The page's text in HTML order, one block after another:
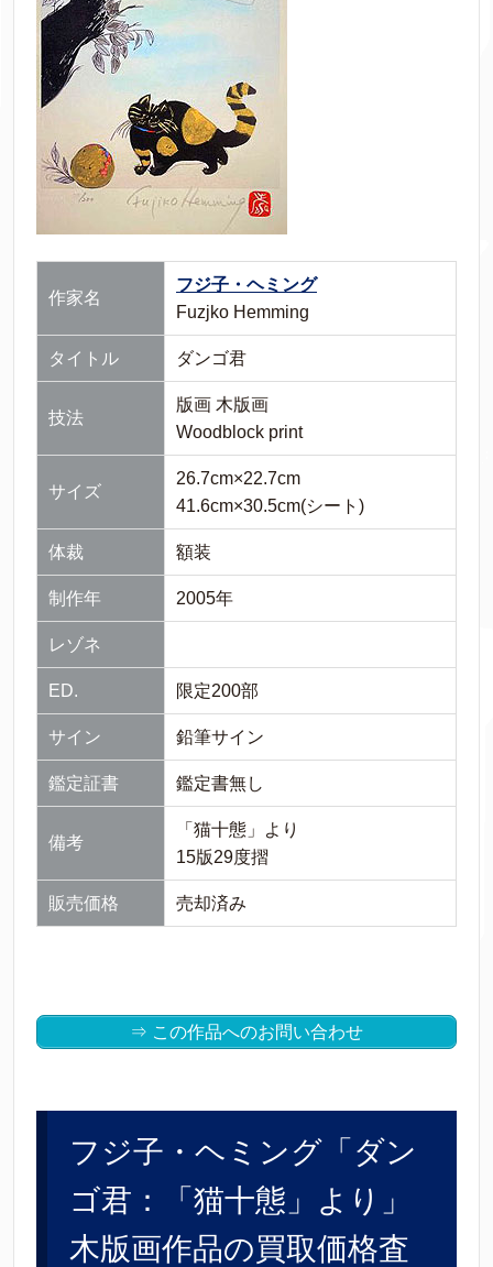
作家名
フジ子・ヘミング
Fuzjko Hemming
タイトル ダンゴ君
技法
版画 木版画
Woodblock print
サイズ
26.7cm×22.7cm
41.6cm×30.5cm(シート)
体裁 額装
制作年 2005年
レゾネ
ED. 限定200部
サイン 鉛筆サイン
鑑定証書 鑑定書無し
備考
「猫十態」より
15版29度摺
販売価格 売却済み
⇒ この作品へのお問い合わせ
フジ子・ヘミング「ダン
ゴ君：「猫十態」より」
木版画作品の買取価格査